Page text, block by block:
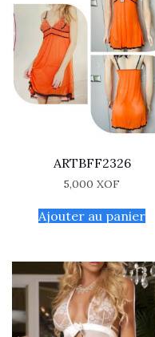
ARTBFF2326
5,000XOF
Ajouter au panier